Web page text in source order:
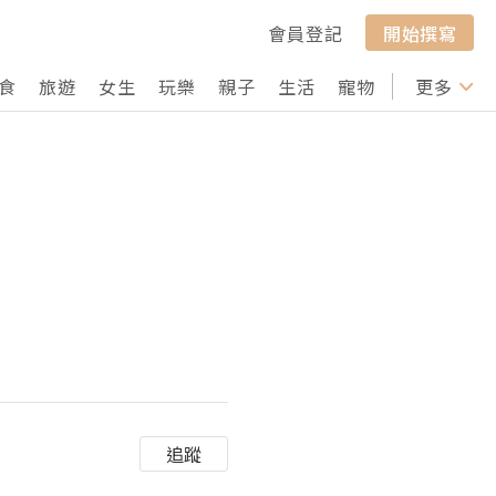
會員登記
開始撰寫
旅遊 女生 玩樂 親子 生活 寵物 行山 打卡
更多
追蹤